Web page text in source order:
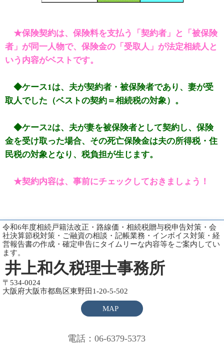
★保険契約は、保険料を支払う「契約者」と「被保険
者」が同一人物で、保険金の「受取人」が法定相続人と
いう内容がベストです。
◆ケース1は、夫が契約者・被保険者であり、妻が受
取人でした（ベストの契約＝相続税の対象）。
◆ケース2は、夫が妻を被保険者として契約し、保険
金を受け取った場合、その死亡保険金は夫の所得税・住
民税の対象となり、税負担が生じます。
★契約内容は、事前にチェックしておきましょう！
令和6年度相続戸籍法改正・路線価・相続税贈与税申告対策・会
社決算節税対策・ご融資の相談・記帳業務・インボイス対策・経
営報告書の作成・確定申告にタイムリーな内容等をご案内してい
ます。
井上和久税理士事務所
〒534-0024
大阪府大阪市都島区東野田1-20-5-502
MAP
電話：06-6379-5373